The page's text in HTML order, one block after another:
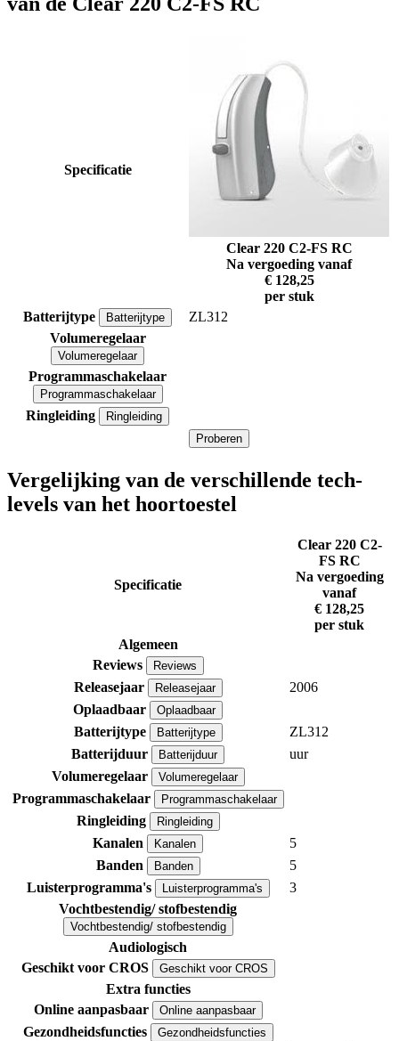
Specificatie
Clear 220 C2-FS RC
Na vergoeding vanaf
€ 128,25
per stuk
Batterijtype
Batterijtype
ZL312
Volumeregelaar
Volumeregelaar
Programmaschakelaar
Programmaschakelaar
Ringleiding
Ringleiding
Proberen
Vergelijking van de verschillende tech-
levels van het hoortoestel
Specificatie
Clear 220 C2-
FS RC
Na vergoeding
vanaf
€ 128,25
per stuk
Algemeen
Reviews
Reviews
Releasejaar Releasejaar
2006
Oplaadbaar
Oplaadbaar
Batterijtype Batterijtype
ZL312
Batterijduur
Batterijduur
uur
Volumeregelaar
Volumeregelaar
Programmaschakelaar Programmaschakelaar
Ringleiding Ringleiding
Kanalen Kanalen
5
Banden
Banden
5
Luisterprogramma's
Luisterprogramma's
3
Vochtbestendig/ stofbestendig
Vochtbestendig/ stofbestendig
Audiologisch
Geschikt voor CROS
Geschikt voor CROS
Extra functies
Online aanpasbaar
Online aanpasbaar
Gezondheidsfuncties
Gezondheidsfuncties